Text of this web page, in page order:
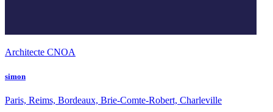
Architecte CNOA
simon
Paris, Reims, Bordeaux, Brie-Comte-Robert, Charleville